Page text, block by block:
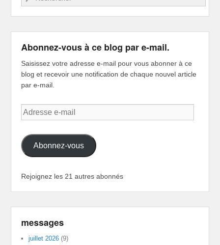
Abonnez-vous à ce blog par e-mail.
Saisissez votre adresse e-mail pour vous abonner à ce
blog et recevoir une notification de chaque nouvel article
par e-mail.
Adresse
e-
Abonnez-vous
Rejoignez les 21 autres abonnés
messages
juillet 2026 (9)